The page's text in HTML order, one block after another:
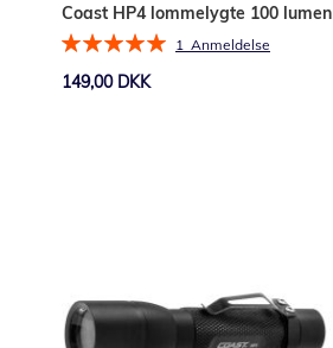
Coast HP4 lommelygte 100 lumen
Bedømmelse:
1 Anmeldelse
149,00 DKK